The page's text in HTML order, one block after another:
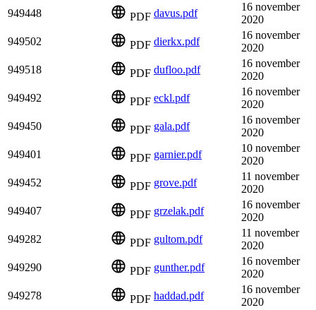
949448
PDF davus.pdf
16 november
2020
949502
PDF dierkx.pdf
16 november
2020
949518
PDF dufloo.pdf
16 november
2020
949492
PDF eckl.pdf
16 november
2020
949450
PDF gala.pdf
16 november
2020
949401
PDF garnier.pdf
10 november
2020
949452
PDF grove.pdf
11 november
2020
949407
PDF grzelak.pdf
16 november
2020
949282
PDF gultom.pdf
11 november
2020
949290
PDF gunther.pdf
16 november
2020
949278
PDF haddad.pdf
16 november
2020